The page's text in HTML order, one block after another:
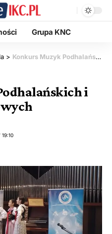
Grupa KNC
> Konkurs Muzyk Podhalańskich i Śpiewaków Ludowych
i